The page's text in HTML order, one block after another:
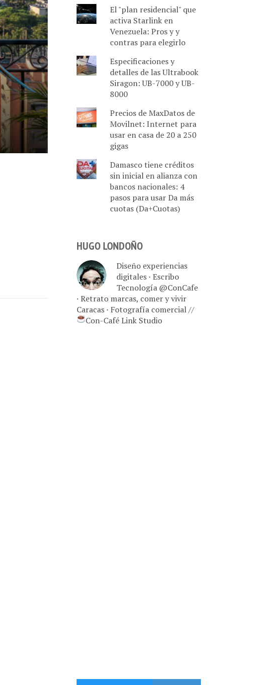
El "plan residencial" que
activa Starlink en
Venezuela: Pros y y
contras para elegirlo
Especificaciones y
detalles de las Ultrabook
Siragon: UB-7000 y UB-
8000
Precios de MaxDatos de
Movilnet: Internet para
usar en casa de 20 a 250
gigas
Damasco tiene créditos
sin inicial en alianza con
bancos nacionales: 4
pasos para usar Da más
cuotas (Da+Cuotas)
HUGO LONDOÑO
Diseño experiencias
digitales · Escribo
Tecnología @ConCafe
· Retrato marcas, comer y vivir
Caracas · Fotografía comercial //
Con-Café Link Studio